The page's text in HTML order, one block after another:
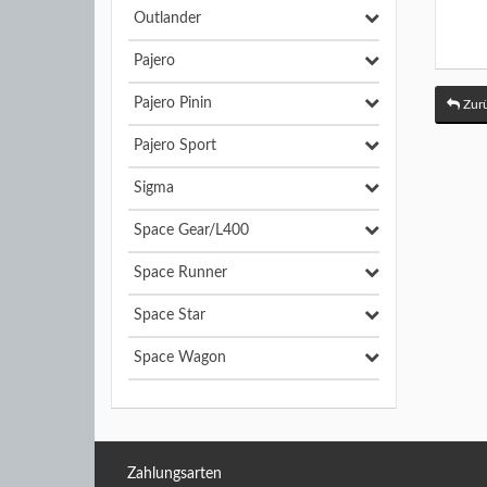
Outlander
Pajero
Pajero Pinin
Pajero Sport
Sigma
Space Gear/L400
Space Runner
Space Star
Space Wagon
Zahlungsarten